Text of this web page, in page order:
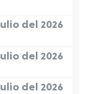
del 2026
del 2026
del 2026